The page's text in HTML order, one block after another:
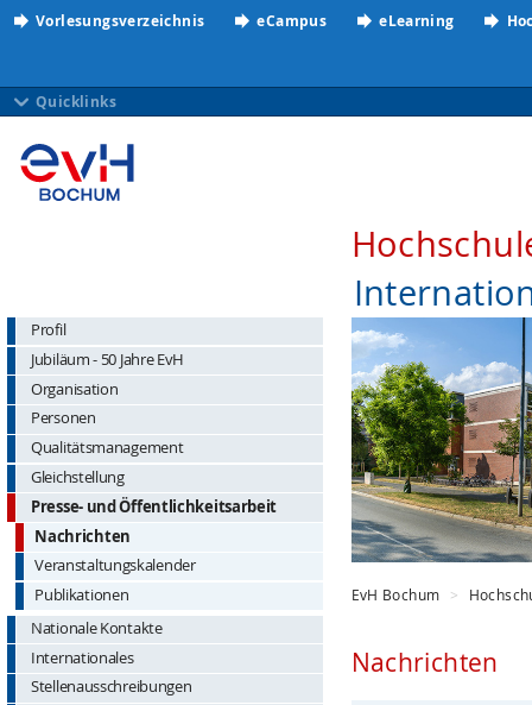
Vorlesungsverzeichnis eCampus eLearning
Quicklinks
Profil
Jubiläum - 50 Jahre EvH
Organisation
Personen
Qualitätsmanagement
Gleichstellung
Presse- und Öffentlichkeitsarbeit
Nachrichten
Veranstaltungskalender
Publikationen
Nationale Kontakte
Internationales
Stellenausschreibungen
EvH Bochum
Nachrichten